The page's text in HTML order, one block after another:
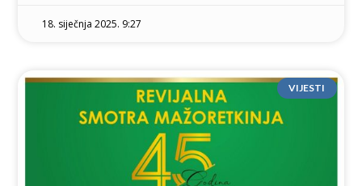
18. siječnja 2025. 9:27
VIJESTI